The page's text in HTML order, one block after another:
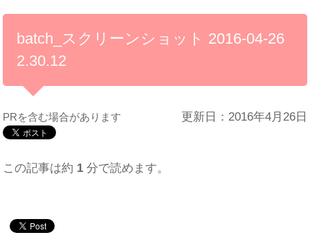
batch_スクリーンショット 2016-04-26
2.30.12
PRを含む場合があります 更新日：2016年4月26日
この記事は約 1 分で読めます。